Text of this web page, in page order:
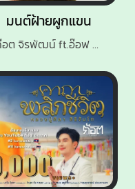
มนต์ฝ้ายผูกแขน
ก๊อต จิรพัฒน์ ft.อ๊อฟ สุรพล